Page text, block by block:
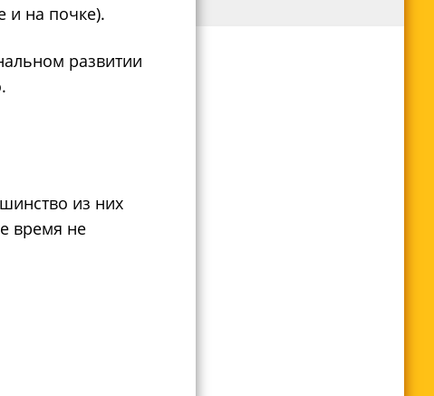
и на почке).
развитии
из них
время не